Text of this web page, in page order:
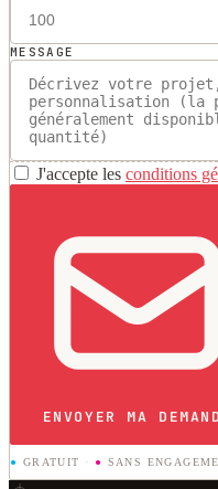
MESSAGE
J'accepte les conditions
ENVOYER MA
● GRATUIT · ● SANS